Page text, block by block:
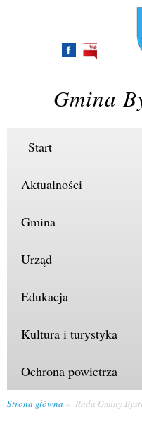
Gmina
Start
Aktualności
Gmina
Urząd
Edukacja
Kultura i turystyka
Ochrona powietrza
Strona główna Rada Gminy